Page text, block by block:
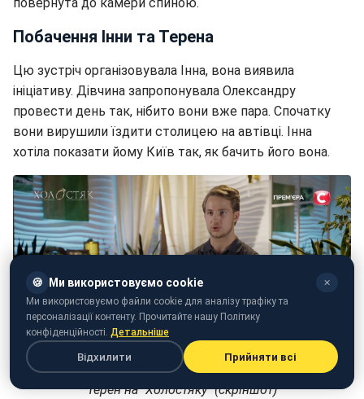
Побачення Інни та Терена
Цю зустріч організовувала Інна, вона виявила
ініціативу. Дівчина запропонувала Олександру
провести день так, нібито вони вже пара. Спочатку
вони вирушили їздити столицею на автівці. Інна
хотіла показати йому Київ так, як бачить його вона.
Терен на "Холостяку" (скріншот)
🍪 Ми використовуємо cookie ✕
Ми використовуємо файли cookie для аналізу трафіку та
персоналізації контенту. Прочитайте нашу Політику
конфіденційності. Детальніше
Відхилити Прийняти всі